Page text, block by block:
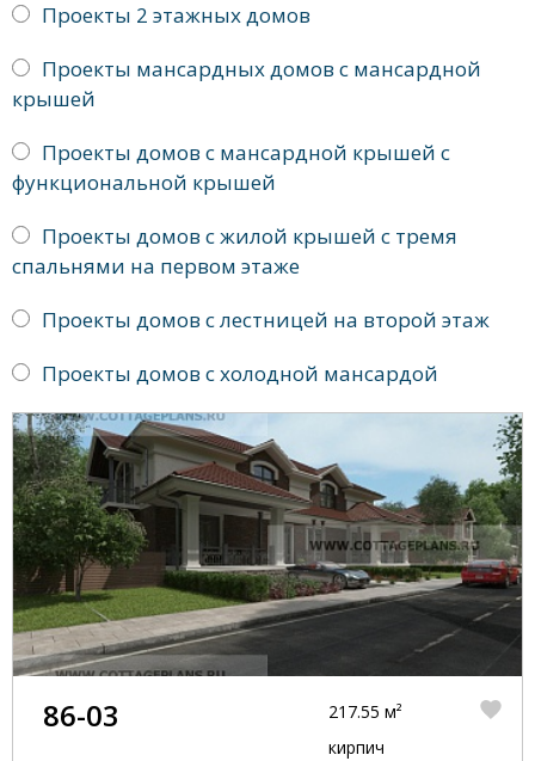
Проекты 2 этажных домов
Проекты мансардных домов с мансардной
крышей
Проекты домов с мансардной крышей с
функциональной крышей
Проекты домов с жилой крышей с тремя
спальнями на первом этаже
Проекты домов с лестницей на второй этаж
Проекты домов с холодной мансардой
86-03
217.55 м²
кирпич